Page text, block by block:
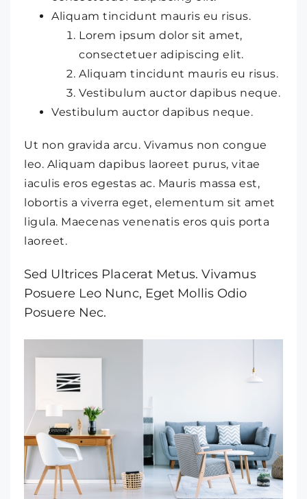
Aliquam tincidunt mauris eu risus.
Lorem ipsum dolor sit amet,
consectetuer adipiscing elit.
Aliquam tincidunt mauris eu risus.
Vestibulum auctor dapibus neque.
Vestibulum auctor dapibus neque.
Ut non gravida arcu. Vivamus non congue
leo. Aliquam dapibus laoreet purus, vitae
iaculis eros egestas ac. Mauris massa est,
lobortis a viverra eget, elementum sit amet
ligula. Maecenas venenatis eros quis porta
laoreet.
Sed Ultrices Placerat Metus. Vivamus
Posuere Leo Nunc, Eget Mollis Odio
Posuere Nec.